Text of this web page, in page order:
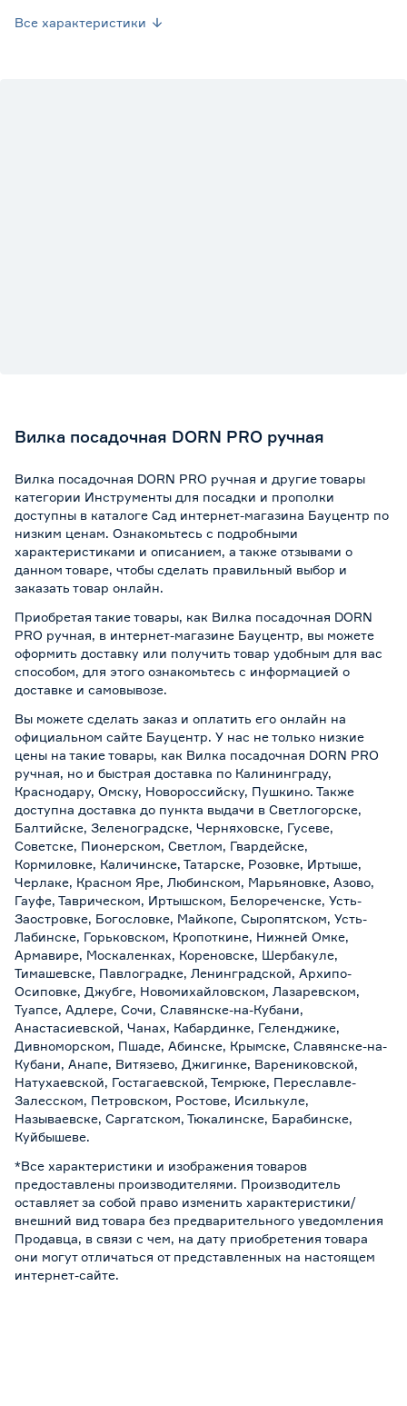
Все характеристики
Вилка посадочная DORN PRO ручная
Вилка посадочная DORN PRO ручная и другие товары
категории Инструменты для посадки и прополки
доступны в каталоге Сад интернет-магазина Бауцентр по
низким ценам. Ознакомьтесь с подробными
характеристиками и описанием, а также отзывами о
данном товаре, чтобы сделать правильный выбор и
заказать товар онлайн.
Приобретая такие товары, как Вилка посадочная DORN
PRO ручная, в интернет-магазине Бауцентр, вы можете
оформить доставку или получить товар удобным для вас
способом, для этого ознакомьтесь с информацией о
доставке и самовывозе.
Вы можете сделать заказ и оплатить его онлайн на
официальном сайте Бауцентр. У нас не только низкие
цены на такие товары, как Вилка посадочная DORN PRO
ручная, но и быстрая доставка по Калининграду,
Краснодару, Омску, Новороссийску, Пушкино. Также
доступна доставка до пункта выдачи в Светлогорске,
Балтийске, Зеленоградске, Черняховске, Гусеве,
Советске, Пионерском, Светлом, Гвардейске,
Кормиловке, Каличинске, Татарске, Розовке, Иртыше,
Черлаке, Красном Яре, Любинском, Марьяновке, Азово,
Гауфе, Таврическом, Иртышском, Белореченске, Усть-
Заостровке, Богословке, Майкопе, Сыропятском, Усть-
Лабинске, Горьковском, Кропоткине, Нижней Омке,
Армавире, Москаленках, Кореновске, Шербакуле,
Тимашевске, Павлоградке, Ленинградской, Архипо-
Осиповке, Джубге, Новомихайловском, Лазаревском,
Туапсе, Адлере, Сочи, Славянске-на-Кубани,
Анастасиевской, Чанах, Кабардинке, Геленджике,
Дивноморском, Пшаде, Абинске, Крымске, Славянске-на-
Кубани, Анапе, Витязево, Джигинке, Варениковской,
Натухаевской, Гостагаевской, Темрюке, Переславле-
Залесском, Петровском, Ростове, Исилькуле,
Называевске, Саргатском, Тюкалинске, Барабинске,
Куйбышеве.
*Все характеристики и изображения товаров
предоставлены производителями. Производитель
оставляет за собой право изменить характеристики/
внешний вид товара без предварительного уведомления
Продавца, в связи с чем, на дату приобретения товара
они могут отличаться от представленных на настоящем
интернет-сайте.